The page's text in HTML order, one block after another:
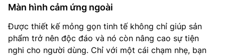
Màn hình cảm ứng ngoài
Được thiết kế mỏng gọn tinh tế không chỉ giúp sản
phẩm trở nên độc đáo và nó còn nâng cao sự tiện
nghi cho người dùng. Chỉ với một cái chạm nhẹ, bạn